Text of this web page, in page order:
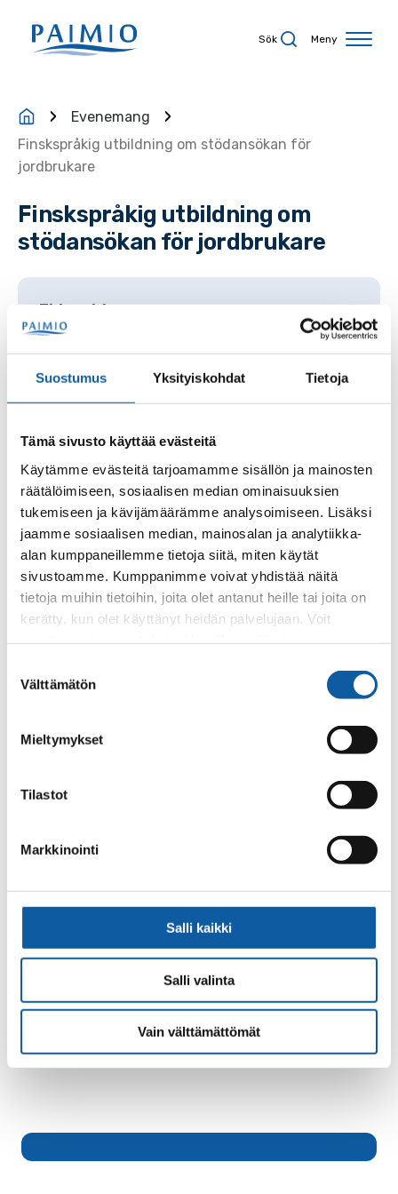
Suostumus Yksityiskohdat Tietoja
Tämä sivusto käyttää evästeitä
Käytämme evästeitä tarjoamamme sisällön ja mainosten
räätälöimiseen, sosiaalisen median ominaisuuksien
tukemiseen ja kävijämäärämme analysoimiseen. Lisäksi
jaamme sosiaalisen median, mainosalan ja analytiikka-
alan kumppaneillemme tietoja siitä, miten käytät
sivustoamme. Kumppanimme voivat yhdistää näitä
tietoja muihin tietoihin, joita olet antanut heille tai joita on
kerätty, kun olet käyttänyt heidän palvelujaan. Voit
valinta
Välttämätön
Mieltymykset
Tilastot
Markkinointi
Salli kaikki
Salli valinta
Vain välttämättömät
Sök Meny
Evenemang
Finskspråkig utbildning om stödansökan för
jordbrukare
Finskspråkig utbildning om
stödansökan för jordbrukare
Tidpunkt:
14.4.2026 14:00–16:00
Pemars stadshus, Paimiosali
Arrangör :
Pemars landsbygdstjänster
Pemars landsbygdstjänster håller två utbildningar om
stödansökan 14.4 kl. 14.00 och kl. 17.00. Tillfällena är
ca 2 timmar långa och har samma innehåll. Vid
tillfällena går vi igenom ändringar i åkerstöden för år
2026 och villkor som visade sig vara utmanande i
Ingen anmälan krävs.
- Gips-projektet bjuder på kaffe och bulle samt
område.
Tillbaka till evenemang
Ämnesord